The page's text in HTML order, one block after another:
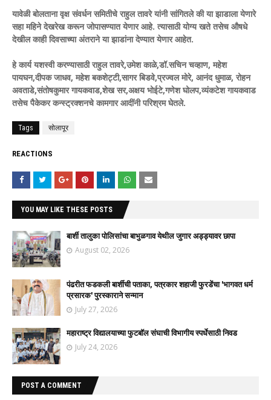
यावेळी बोलताना वृक्ष संवर्धन समितीचे राहुल तावरे यांनी सांगितले की या झाडाला येणारे
सहा महिने देखरेख करून जोपासण्यात येणार आहे. त्यासाठी योग्य खते तसेच औषधे
देखील काही दिवसाच्या अंतराने या झाडांना देण्यात येणार आहेत.
हे कार्य यशस्वी करण्यासाठी राहुल तावरे,उमेश काळे,डॉ.सचिन चव्हाण, महेश
पायघन,दीपक जाधव, महेश बकशेट्टी,सागर बिडवे,प्रज्वल मोरे, आनंद धुमाळ, रोहन
अवताडे,संतोषकुमार गायकवाड,शेख सर,अक्षय भोईटे,गणेश घोलप,व्यंकटेश गायकवाड
तसेच पैकेकर कन्स्ट्रक्शनचे कामगार आदींनी परिश्रम घेतले.
Tags सोलापूर
REACTIONS
YOU MAY LIKE THESE POSTS
बार्शी तालुका पोलिसांचा बाभुळगाव येथील जुगार अड्ड्यावर छापा
August 02, 2026
पंढरीत फडकली बार्शीची पताका, पत्रकार शहाजी फुरडेंचा 'भागवत धर्म
प्रसारक' पुरस्काराने सन्मान
July 27, 2026
महाराष्ट्र विद्यालयाच्या फुटबॉल संघाची विभागीय स्पर्धेसाठी निवड
July 24, 2026
POST A COMMENT